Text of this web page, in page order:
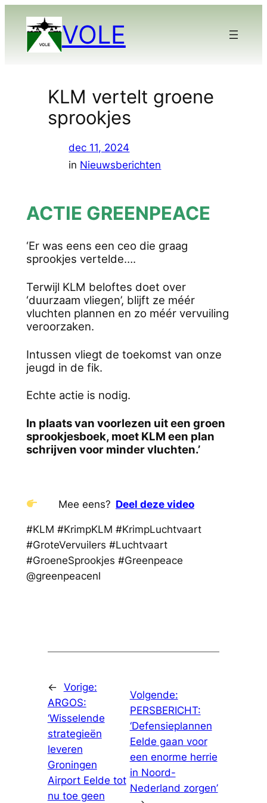
VOLE
KLM vertelt groene
sprookjes
dec 11, 2024
in Nieuwsberichten
ACTIE GREENPEACE
‘Er was eens een ceo die graag
sprookjes vertelde….
Terwijl KLM beloftes doet over
‘duurzaam vliegen’, blijft ze méér
vluchten plannen en zo méér vervuiling
veroorzaken.
Intussen vliegt de toekomst van onze
jeugd in de fik.
Echte actie is nodig.
In plaats van voorlezen uit een groen
sprookjesboek, moet KLM een plan
schrijven voor minder vluchten.’
Mee eens? Deel deze video
#KLM #KrimpKLM #KrimpLuchtvaart
#GroteVervuilers #Luchtvaart
#GroeneSprookjes #Greenpeace
@greenpeacenl
← Vorige:
ARGOS:
‘Wisselende
strategieën
leveren
Groningen
Airport Eelde tot
nu toe geen
Volgende:
PERSBERICHT:
‘Defensieplannen
Eelde gaan voor
een enorme herrie
in Noord-
Nederland zorgen’